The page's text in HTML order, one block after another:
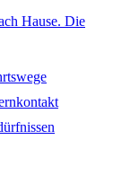
Hause. Die